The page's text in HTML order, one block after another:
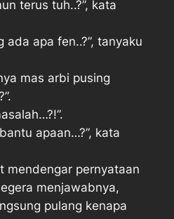
terus tuh..?”, kata
ada apa fen..?”, tanyaku
mas arbi pusing
apaan…?”, kata
mendengar pernyataan
menjawabnya,
pulang kenapa